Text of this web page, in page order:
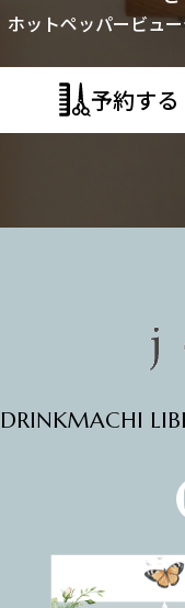
ホットペッパービュ
予約する
DRINKMACHI